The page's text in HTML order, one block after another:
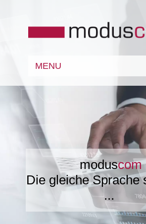
moduscom
Die gleiche Sprache
...